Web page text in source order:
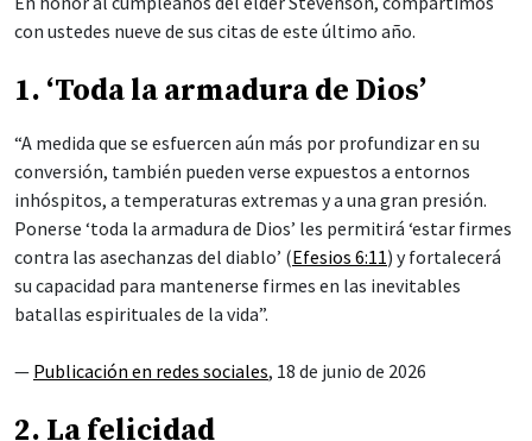
con ustedes nueve de sus citas de este último año.
1. ‘Toda la armadura de Dios’
“A medida que se esfuercen aún más por profundizar en su
conversión, también pueden verse expuestos a entornos
inhóspitos, a temperaturas extremas y a una gran presión.
Ponerse ‘toda la armadura de Dios’ les permitirá ‘estar firmes
contra las asechanzas del diablo’ (Efesios 6:11) y fortalecerá
su capacidad para mantenerse firmes en las inevitables
batallas espirituales de la vida”.
— Publicación en redes sociales, 18 de junio de 2026
2. La felicidad